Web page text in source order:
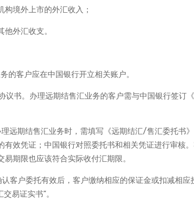
境外上市的外汇收入；
外汇收支。
的客户应在中国银行开立相关账户。
议书。办理远期结售汇业务的客户需与中国银行签订
远期结售汇业务时，需填写《远期结汇/售汇委托书
有效凭证；中国银行对照委托书和相关凭证进行审核
期限也应该符合实际收付汇期限。
客户委托有效后，客户缴纳相应的保证金或扣减相
易证实书”。